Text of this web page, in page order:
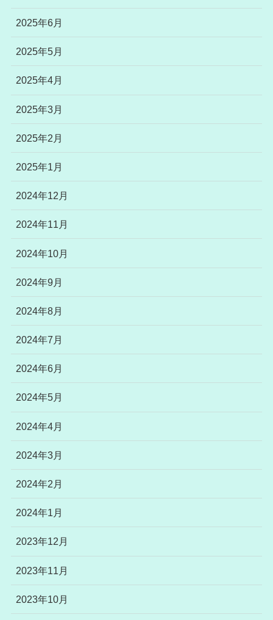
2025年6月
2025年5月
2025年4月
2025年3月
2025年2月
2025年1月
2024年12月
2024年11月
2024年10月
2024年9月
2024年8月
2024年7月
2024年6月
2024年5月
2024年4月
2024年3月
2024年2月
2024年1月
2023年12月
2023年11月
2023年10月